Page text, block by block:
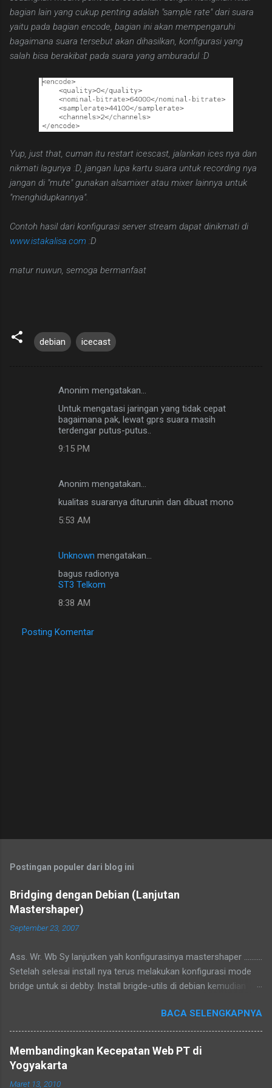
bagian lain yang cukup penting adalah "sample rate" dari suara
yaitu pada bagian encode, bagian ini akan mempengaruhi
bagaimana suara tersebut akan dihasilkan, konfigurasi yang
salah bisa berakibat pada suara yang amburadul :D
Yup, just that, cuman itu restart icescast, jalankan ices nya dan
nikmati lagunya :D, jangan lupa kartu suara untuk recording nya
jangan di "mute" gunakan alsamixer atau mixer lainnya untuk
"menghidupkannya".
Contoh hasil dari konfigurasi server stream dapat dinikmati di
www.istakalisa.com :D
matur nuwun, semoga bermanfaat
debian icecast
Anonim mengatakan…
Untuk mengatasi jaringan yang tidak cepat
bagaimana pak, lewat gprs suara masih
terdengar putus-putus..
9:15 PM
Anonim mengatakan…
kualitas suaranya diturunin dan dibuat mono
5:53 AM
Unknown mengatakan…
bagus radionya
ST3 Telkom
8:38 AM
Posting Komentar
Postingan populer dari blog ini
Bridging dengan Debian (Lanjutan
Mastershaper)
September 23, 2007
Ass. Wr. Wb Sy lanjutken yah konfigurasinya mastershaper ..........
Setelah selesai install nya terus melakukan konfigurasi mode
bridge untuk si debby. Install brigde-utils di debian kemudian
inet manual bridge_ports eth1 eth2 bridge_maxwait 0
Konfigurasi di atas akan mengubah eth1 dan eth2 menjadi
bridge, gampangnya kalo kita colokan kabel utp ke eth1 ke
komputer 1 dan eth2 ke komputer 2 maka komputer 1 dan 2
menjadi terhubung, karena fungsinya bridge emang seperti itu
BACA SELENGKAPNYA
Membandingkan Kecepatan Web PT di
Yogyakarta
Maret 13, 2010